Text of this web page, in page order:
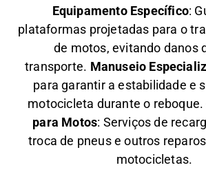
Equipamento Específico:
plataformas projetadas para o
de motos, evitando danos
transporte. Manuseio
para garantir a estabilidade e
motocicleta durante o reboque.
para Motos: Serviços de
troca de pneus e outros
motocicletas.